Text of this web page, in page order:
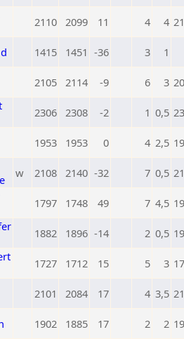
2110 2099 11 4 4
1415 1451 -36 3 1
2105 2114 -9 6 3
2306 2308 -2 1 0,5
1953 1953 0 4 2,5
w 2108 2140 -32 7 0,5
1797 1748 49 7 4,5
1882 1896 -14 2 0,5
1727 1712 15 5 3
2101 2084 17 4 3,5
1902 1885 17 2 2